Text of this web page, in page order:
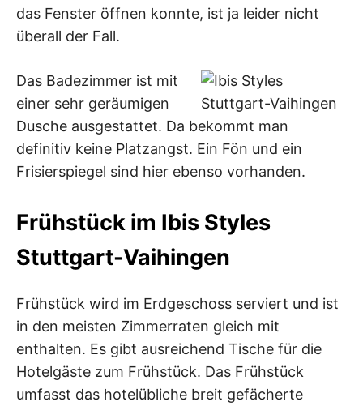
das Fenster öffnen konnte, ist ja leider nicht
überall der Fall.
Das Badezimmer ist mit
einer sehr geräumigen
Dusche ausgestattet. Da bekommt man
definitiv keine Platzangst. Ein Fön und ein
Frisierspiegel sind hier ebenso vorhanden.
Frühstück im Ibis Styles
Stuttgart-Vaihingen
Frühstück wird im Erdgeschoss serviert und ist
in den meisten Zimmerraten gleich mit
enthalten. Es gibt ausreichend Tische für die
Hotelgäste zum Frühstück. Das Frühstück
umfasst das hotelübliche breit gefächerte